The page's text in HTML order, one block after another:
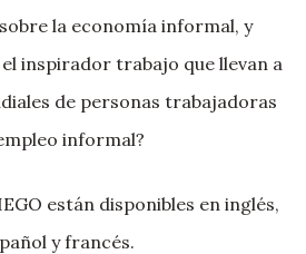
la economía informal, y
inspirador trabajo que llevan a
de personas trabajadoras
informal?
están disponibles en inglés,
y francés.